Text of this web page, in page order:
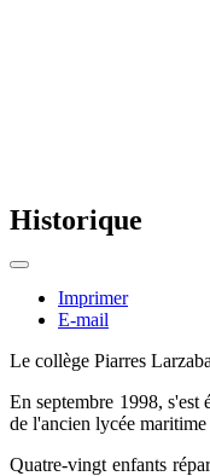
Historique
Imprimer
E-mail
Le collège Piarres
En septembre 1998, s'est
de l'ancien lycée
Quatre-vingt enfants